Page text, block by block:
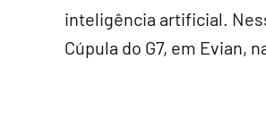
inteligência artificial.
Cúpula do G7, em Evian,